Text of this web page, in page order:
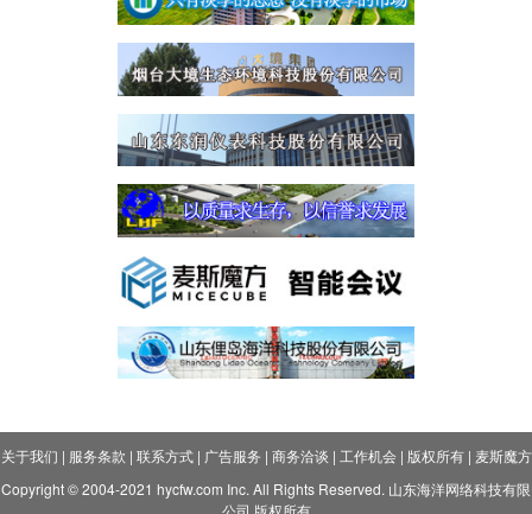
关于我们 | 服务条款 | 联系方式| 广告服务 | 商务洽谈 | 工作机会| 版权所有| 麦斯魔方
Copyright © 2004-2021 hycfw.com Inc. All Rights Reserved. 山东海洋网络科技有限